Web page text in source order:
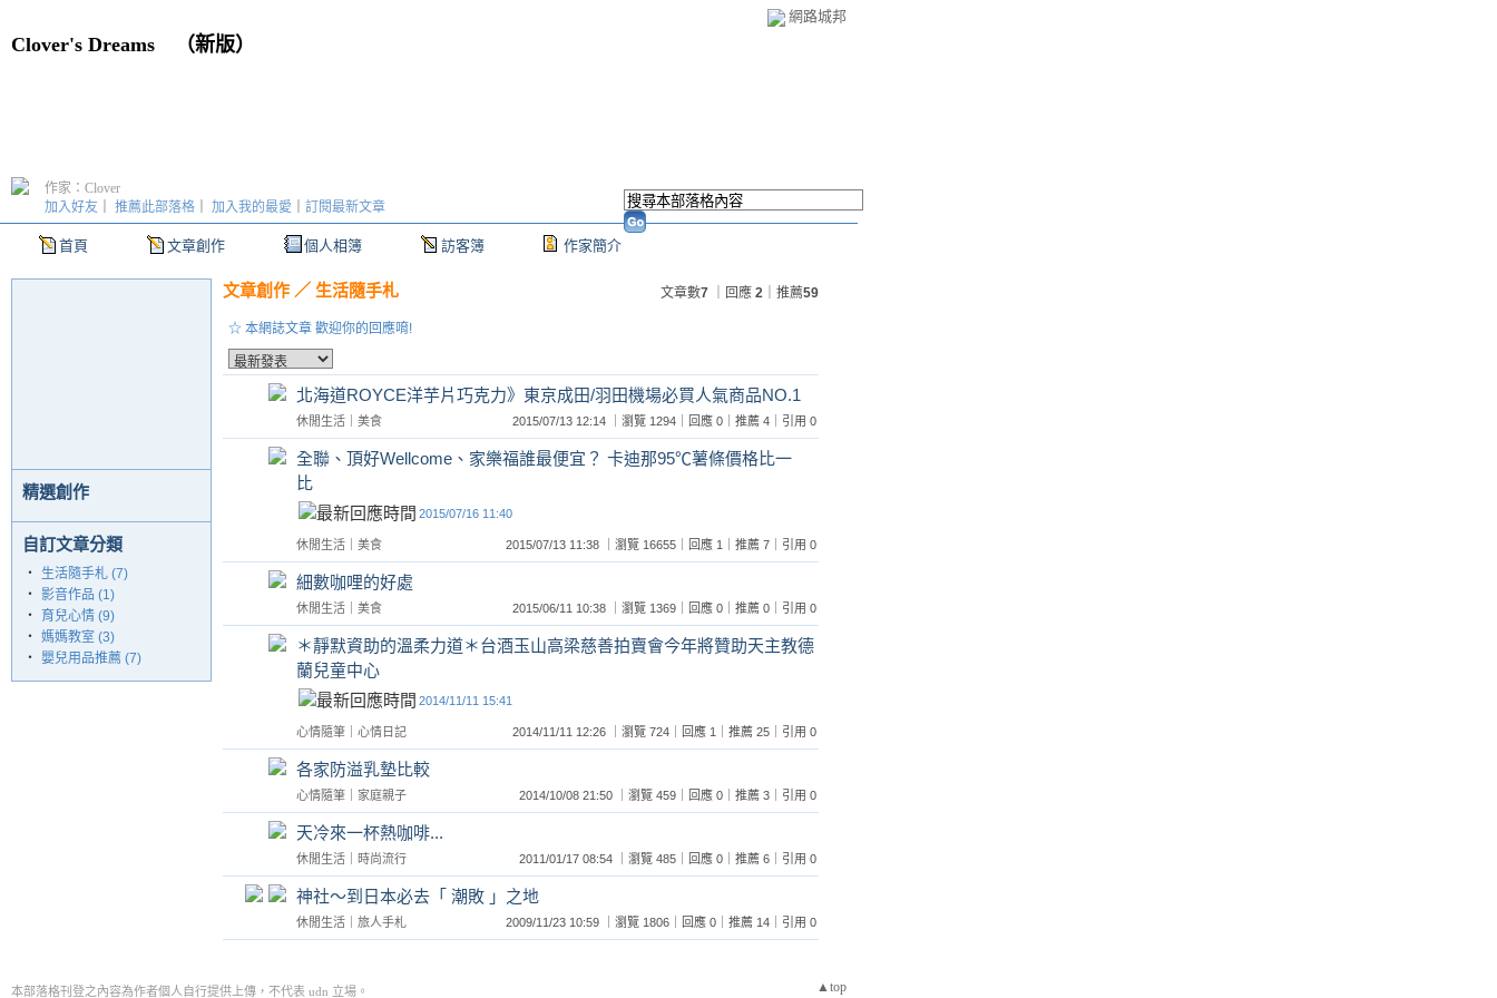
網路城邦
Clover's Dreams （新版）
首頁 文章創作 個人相簿 訪客簿 作家簡介
加入好友 推薦此部落格 加入我的最愛 訂閱最新文章
作家：Clover
精選創作
自訂文章分類
‧
生活隨手札 (7)
‧ 影音作品 (1)
‧
育兒心情 (9)
‧ 媽媽教室 (3)
‧ 嬰兒用品推薦 (7)
文章創作 ／ 生活隨手札 文章數7 ｜回應 2 ｜推薦59
☆ 本網誌文章 歡迎你的回應唷!
北海道ROYCE洋芋片巧克力》東京成田/羽田機場必買人氣商品NO.1
休閒生活 美食 2015/07/13 12:14 ｜瀏覽 1294｜回應 0｜推薦 4｜引用 0
全聯、頂好Wellcome、家樂福誰最便宜？ 卡迪那95℃薯條價格比一
比
2015/07/16 11:40
休閒生活 美食 2015/07/13 11:38 ｜瀏覽 16655｜回應 1｜推薦 7｜引用 0
細數咖哩的好處
休閒生活 美食 2015/06/11 10:38 ｜瀏覽 1369｜回應 0｜推薦 0｜引用 0
＊靜默資助的溫柔力道＊台酒玉山高梁慈善拍賣會今年將贊助天主教德
蘭兒童中心
2014/11/11 15:41
心情隨筆 心情日記 2014/11/11 12:26 ｜瀏覽 724｜回應 1｜推薦 25｜引用 0
各家防溢乳墊比較
心情隨筆 家庭親子 2014/10/08 21:50 ｜瀏覽 459｜回應 0｜推薦 3｜引用 0
天冷來一杯熱咖啡...
休閒生活 時尚流行 2011/01/17 08:54 ｜瀏覽 485｜回應 0｜推薦 6｜引用 0
神社～到日本必去「 潮敗 」之地
休閒生活 旅人手札 2009/11/23 10:59 ｜瀏覽 1806｜回應 0｜推薦 14｜引用 0
▲top
本部落格刊登之內容為作者個人自行提供上傳，不代表 udn 立場。